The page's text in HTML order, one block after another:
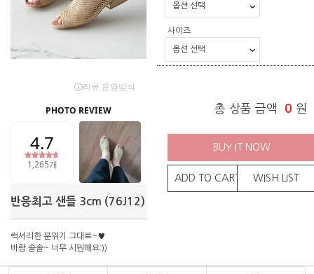
반응최고 샌들 3cm (76J12)
럭셔리한 분위기 그대로~♥
바람 솔솔~ 너무 시원해요:))
사이즈
총 상품 금액 0 원
BUY IT NOW
ADD TO CART WISH LIST